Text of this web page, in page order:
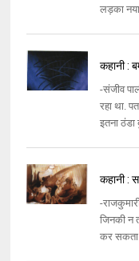
लड़का
कहानी :
-संजीव
रहा था.
इतना
कहानी :
-
जिनकी न
कर सकता